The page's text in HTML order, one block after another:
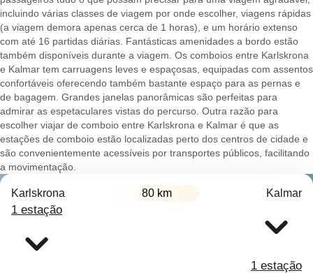
incluindo várias classes de viagem por onde escolher, viagens rápidas
(a viagem demora apenas cerca de 1 horas), e um horário extenso
com até 16 partidas diárias. Fantásticas amenidades a bordo estão
também disponíveis durante a viagem. Os comboios entre Karlskrona
e Kalmar tem carruagens leves e espaçosas, equipadas com assentos
confortáveis oferecendo também bastante espaço para as pernas e
de bagagem. Grandes janelas panorâmicas são perfeitas para
admirar as espetaculares vistas do percurso. Outra razão para
escolher viajar de comboio entre Karlskrona e Kalmar é que as
estações de comboio estão localizadas perto dos centros de cidade e
são convenientemente acessíveis por transportes públicos, facilitando
a movimentação.
Karlskrona 80 km Kalmar
1 estação
1 estação